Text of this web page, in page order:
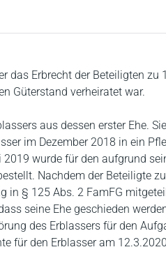
das Erbrecht der Beteiligten zu
Güterstand verheiratet war.
aus dessen erster Ehe.
im Dezember 2018 in ein
wurde für den aufgrund
Nachdem der Beteiligte
in § 125 Abs. 2 FamFG
seine Ehe geschieden
des Erblassers für den
für den Erblasser am